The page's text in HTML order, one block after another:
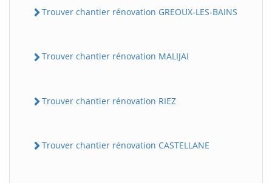
Trouver chantier rénovation GREOUX-LES-BAINS
Trouver chantier rénovation MALIJAI
Trouver chantier rénovation RIEZ
Trouver chantier rénovation CASTELLANE